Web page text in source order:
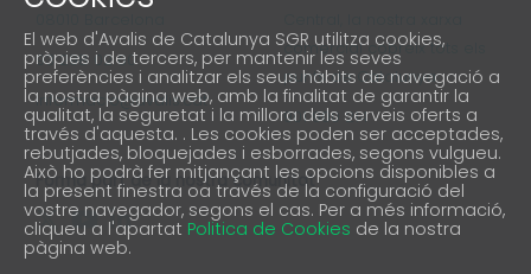
93 298 02 60
informacio@avalis.cat
comercial cobreix tots els
punts de Catalunya
901 900 214
Forma part de la nostra comunitat
El web d'Avalis de Catalunya SGR utilitza cookies,
pròpies i de tercers, per mantenir les seves
preferències i analitzar els seus hàbits de navegació a
la nostra pàgina web, amb la finalitat de garantir la
qualitat, la seguretat i la millora dels serveis oferts a
través d'aquesta. . Les cookies poden ser acceptades,
rebutjades, bloquejades i esborrades, segons vulgueu.
Això ho podrà fer mitjançant les opcions disponibles a
la present finestra oa través de la configuració del
vostre navegador, segons el cas. Per a més informació,
cliqueu a l'apartat Politica de Cookies de la nostra
pàgina web.